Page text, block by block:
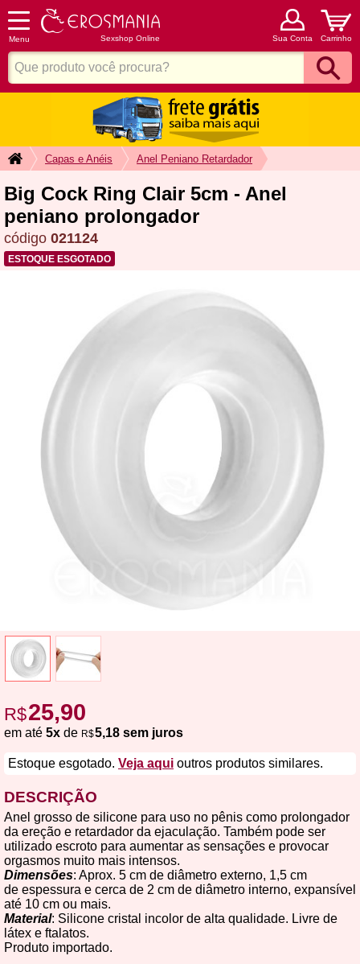
Menu Sexshop Online Sua Conta Carrinho
Capas e Anéis Anel Peniano Retardador
Big Cock Ring Clair 5cm - Anel
peniano prolongador
código 021124
ESTOQUE ESGOTADO
R$25,90
em até 5x de R$5,18 sem juros
Estoque esgotado. Veja aqui outros produtos similares.
DESCRIÇÃO
Anel grosso de silicone para uso no pênis como prolongador
da ereção e retardador da ejaculação. Também pode ser
utilizado escroto para aumentar as sensações e provocar
orgasmos muito mais intensos.
Dimensões: Aprox. 5 cm de diâmetro externo, 1,5 cm
de espessura e cerca de 2 cm de diâmetro interno, expansível
até 10 cm ou mais.
Material: Silicone cristal incolor de alta qualidade. Livre de
látex e ftalatos.
Produto importado.